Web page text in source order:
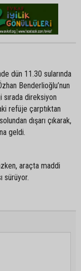
dün 11.30 sularında
Benderlioğlu’nun
direksiyon
refüje çarptıktan
dışarı çıkarak,
geldi.
araçta maddi
sürüyor.